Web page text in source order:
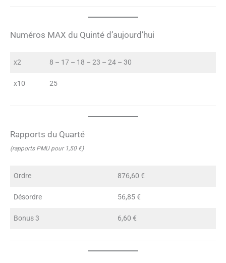
Numéros MAX du Quinté d’aujourd’hui
x2 8 – 17 – 18 – 23 – 24 – 30
x10 25
Rapports du Quarté
(rapports PMU pour 1,50 €)
Ordre 876,60 €
Désordre 56,85 €
Bonus 3 6,60 €